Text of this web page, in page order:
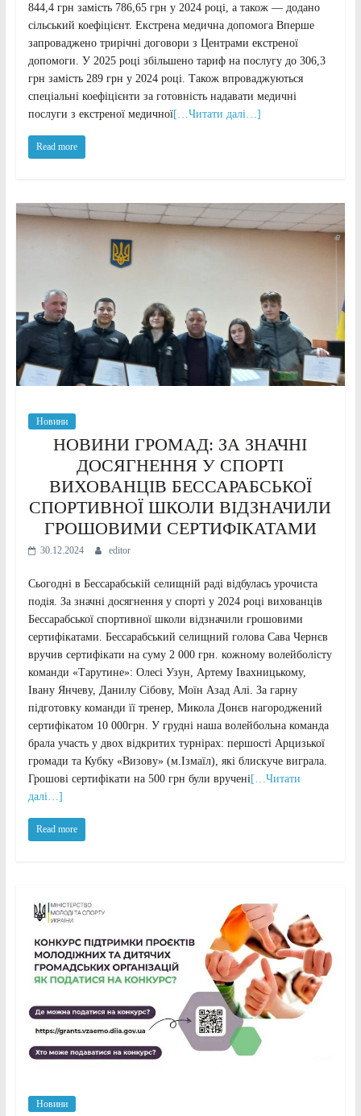
844,4 грн замість 786,65 грн у 2024 році, а також — додано
сільський коефіцієнт. Екстрена медична допомога Вперше
запроваджено трирічні договори з Центрами екстреної
допомоги. У 2025 році збільшено тариф на послугу до 306,3
грн замість 289 грн у 2024 році. Також впроваджуються
спеціальні коефіцієнти за готовність надавати медичні
послуги з екстреної медичної[…Читати далі…]
Read more
Новини
НОВИНИ ГРОМАД: ЗА ЗНАЧНІ
ДОСЯГНЕННЯ У СПОРТІ
ВИХОВАНЦІВ БЕССАРАБСЬКОЇ
СПОРТИВНОЇ ШКОЛИ ВІДЗНАЧИЛИ
ГРОШОВИМИ СЕРТИФІКАТАМИ
30.12.2024 editor
Сьогодні в Бессарабській селищній раді відбулась урочиста
подія. За значні досягнення у спорті у 2024 році вихованців
Бессарабської спортивної школи відзначили грошовими
сертифікатами. Бессарабський селищний голова Сава Чернєв
вручив сертифікати на суму 2 000 грн. кожному волейболісту
команди «Тарутине»: Олесі Узун, Артему Івахницькому,
Івану Янчеву, Данилу Сібову, Моїн Азад Алі. За гарну
підготовку команди її тренер, Микола Донєв нагороджений
сертифікатом 10 000грн. У грудні наша волейбольна команда
брала участь у двох відкритих турнірах: першості Арцизької
громади та Кубку «Визову» (м.Ізмаїл), які блискуче виграла.
Грошові сертифікати на 500 грн були вручені […Читати
далі…]
Read more
Новини